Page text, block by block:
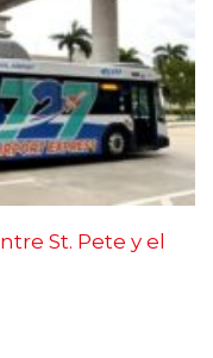
St. Pete y el